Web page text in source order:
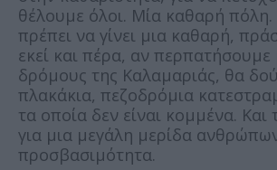
θέλουμε όλοι. Μία καθαρή
πρέπει να γίνει μια καθαρή,
εκεί και πέρα, αν περπατήσουμε
δρόμους της Καλαμαριάς, θα
πλακάκια, πεζοδρόμια
τα οποία δεν είναι κομμένα. Και
για μια μεγάλη μερίδα
προσβασιμότητα.